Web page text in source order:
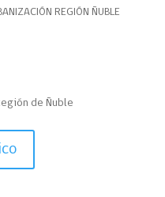
REGIÓN ÑUBLE
de Ñuble